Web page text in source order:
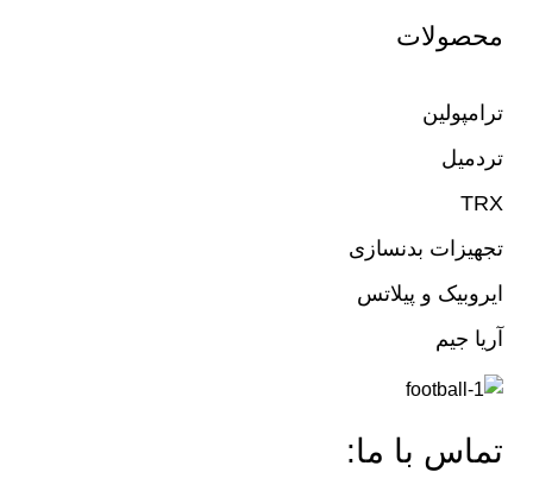
محصولات
ترامپولین
تردمیل
TRX
تجهیزات بدنسازی
ایروبیک و پیلاتس
آریا جیم
تماس با ما: